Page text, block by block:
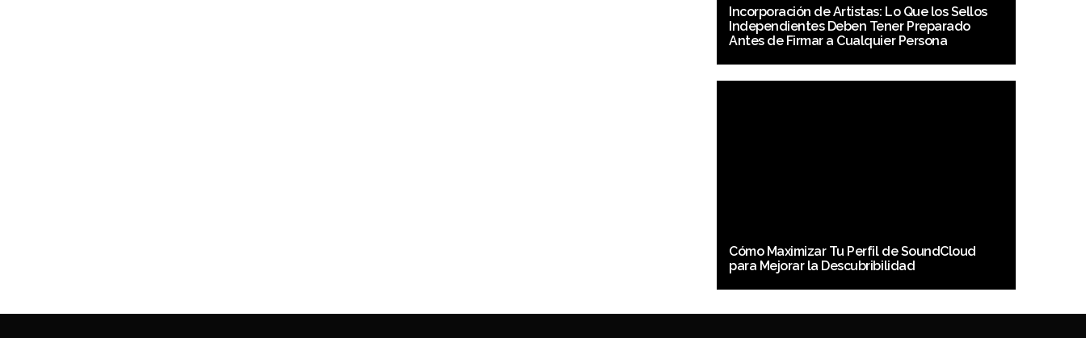
Incorporación de Artistas: Lo Que los Sellos
Independientes Deben Tener Preparado
Antes de Firmar a Cualquier Persona
Cómo Maximizar Tu Perfil de SoundCloud
para Mejorar la Descubribilidad